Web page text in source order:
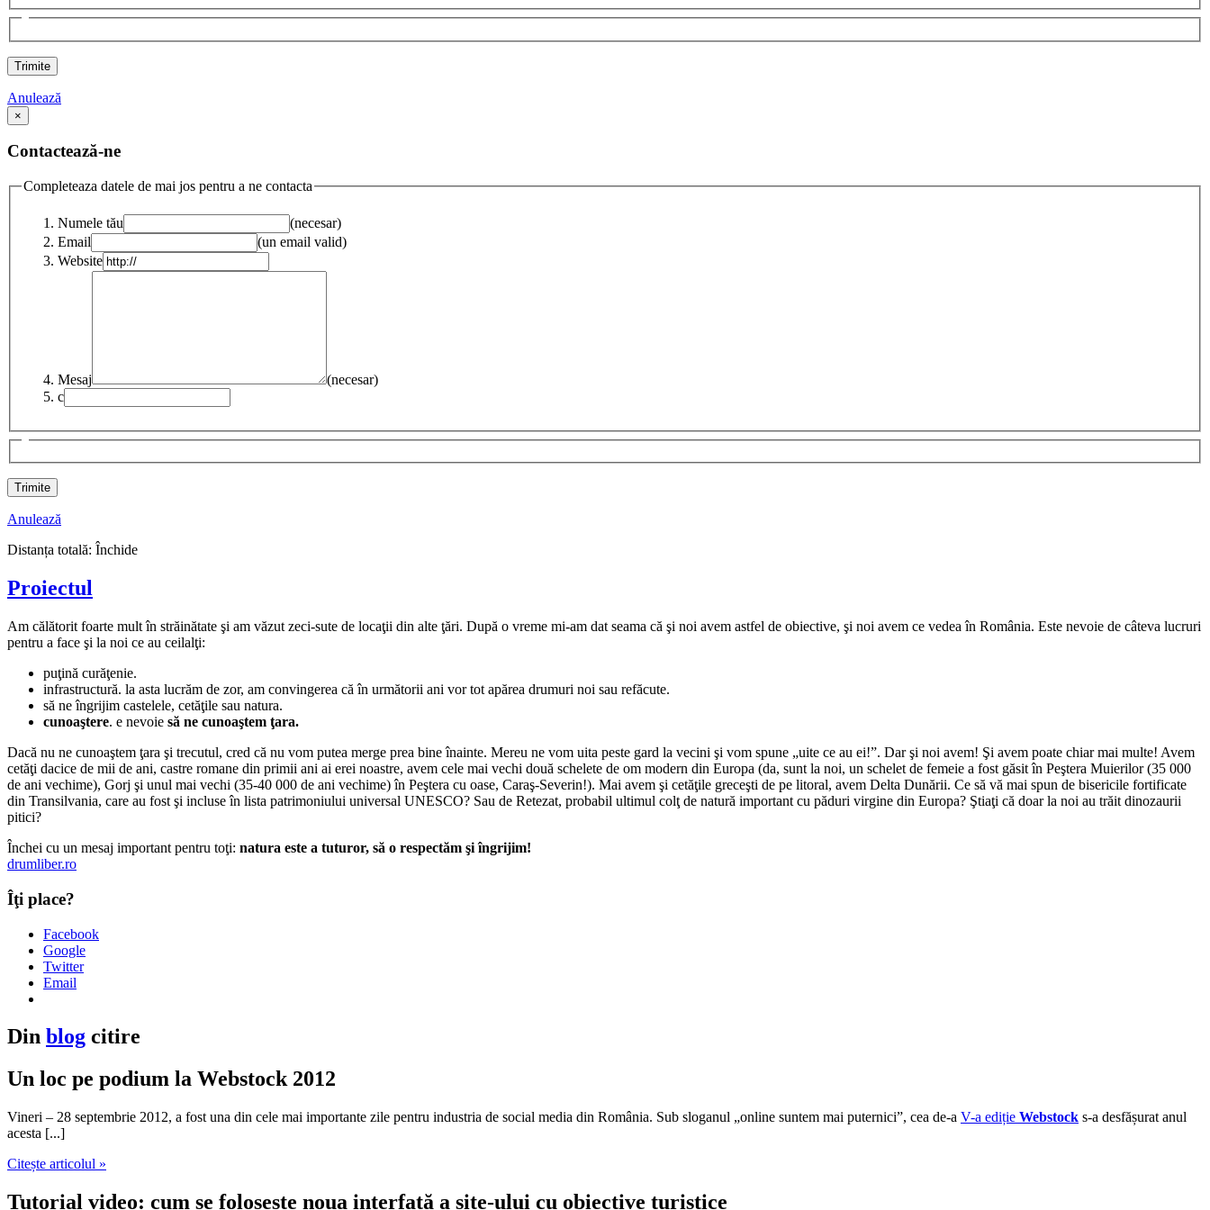
Anulează
×
Contactează-ne
Completeaza datele de mai jos pentru a ne contacta
Numele tău
(necesar)
Email
(un email valid)
Website
Mesaj
(necesar)
c
Anulează
Distanța totală: Închide
Proiectul
Am călătorit foarte mult în străinătate şi am văzut zeci-sute de locaţii din alte ţări. După o vreme mi-am dat seama că şi noi avem astfel de obiective, şi noi avem ce vedea în România. Este nevoie de câteva lucruri
pentru a face şi la noi ce au ceilalţi:
puţină curăţenie.
infrastructură. la asta lucrăm de zor, am convingerea că în următorii ani vor tot apărea drumuri noi sau refăcute.
să ne îngrijim castelele, cetăţile sau natura.
cunoaştere. e nevoie să ne cunoaştem ţara.
Dacă nu ne cunoaştem ţara şi trecutul, cred că nu vom putea merge prea bine înainte. Mereu ne vom uita peste gard la vecini şi vom spune „uite ce au ei!”. Dar şi noi avem! Şi avem poate chiar mai multe! Avem
cetăţi dacice de mii de ani, castre romane din primii ani ai erei noastre, avem cele mai vechi două schelete de om modern din Europa (da, sunt la noi, un schelet de femeie a fost găsit în Peştera Muierilor (35 000
de ani vechime), Gorj şi unul mai vechi (35-40 000 de ani vechime) în Peştera cu oase, Caraş-Severin!). Mai avem şi cetăţile greceşti de pe litoral, avem Delta Dunării. Ce să vă mai spun de bisericile fortificate
din Transilvania, care au fost şi incluse în lista patrimoniului universal UNESCO? Sau de Retezat, probabil ultimul colţ de natură important cu păduri virgine din Europa? Ştiaţi că doar la noi au trăit dinozaurii
pitici?
Închei cu un mesaj important pentru toţi: natura este a tuturor, să o respectăm şi îngrijim!
drumliber.ro
Îţi place?
Facebook
Google
Twitter
Email
Din blog citire
Un loc pe podium la Webstock 2012
Vineri – 28 septembrie 2012, a fost una din cele mai importante zile pentru industria de social media din România. Sub sloganul „online suntem mai puternici”, cea de-a V-a ediție Webstock s-a desfășurat anul
acesta [...]
Citește articolul »
Tutorial video: cum se folosește noua interfață a site-ului cu obiective turistice